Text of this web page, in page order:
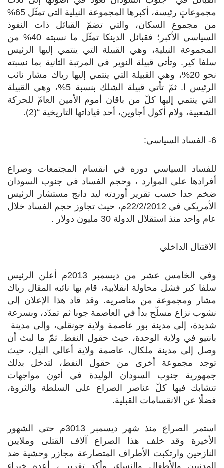
مجموعاتٍ رئيسة، أكبرها المجموعة النيلية التي تمثّل 65%
من مجموع السكان، والتي تضمّ القبائل ذات النفوذ
السياسي الأكبر؛ فقبائل الدينكا تمثّل ما نسبته 40% من
المجموعة النيلية، وهي القبيلة التي ينتمي إليها الرئيس
سلفا كير. وتأتي قبيلة النوير في المرتبة الثانية بما نسبته
نحو 20%، وهي القبيلة التي ينتمي إليها رياك مشار نائب
الرئيس ا. ثمّ تأتي قبيلة الشلك بنسبة 5%، وهي القبيلة
التي ينتمي إليها كلّ من باقان أموم الأمين العامّ للحركة
الشعبية، ولام أكول أجاوين، أحد قياداتها التاريخية “(2).
6- الفساد السياسي:
للفساد السياسي دوره في انقسام المجتمعات وصراع
أفرادها على الموارد ، وحجم الفساد في جنوب السودان
ضخم جدا حسب تقرير أوردته ليد دانج مستشار الرئيس
الأمريكي في 22/2/2012م، حيث تجاوز حجم الفساد خلال
عام واحد منذ استقلال الدولة 30 مليون دولار .
الاقتتال الداخلي
وفي الخامس عشر من ديسمبر 2013م أعلن الرئيس
سلفا كير فشل محاولة انقلابية، قام بها نائبه المقال رياك
مشار ومجموعة من مناصريه. وقد قاد هذا الإعلان إلى
نشوب نزاع مسلّح بدأ في العاصمة جوبا ثم تمدّد، وبسرعة
شديدة، إلى مدينة بور عاصمة ولاية جونقلي، وإلى مدينة
بانتيو في ولاية الوحدة، حيث حقول النفط. ثمّ ما لبث أن
وصل إلى مدينة ملكال، عاصمة ولاية أعالي النيل، حيث
توجد مجموعة أخرى من حقول النفط، لتدخل بذلك
جمهورية جنوب السودان الوليدة في أتون مواجهات
تتشابك فيها كلّ عناصر الصراع على السلطة والثروة،
فضلًا عن الانقسامات القبلية.
استمر الصراع منذ شهر ديسمبر 3013م حتى الشهور
الأخيرة وقد خلف هذا الصراع آلاف القتلى وملايين
النازحين وارتكبت الأطراف المتصارعة مجازر وحشية ضد